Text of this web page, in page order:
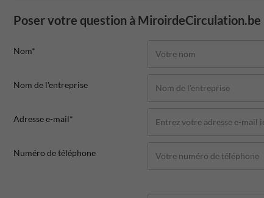
Poser votre question à MiroirdeCirculation.be
Nom*
Nom de l'entreprise
Adresse e-mail*
Numéro de téléphone